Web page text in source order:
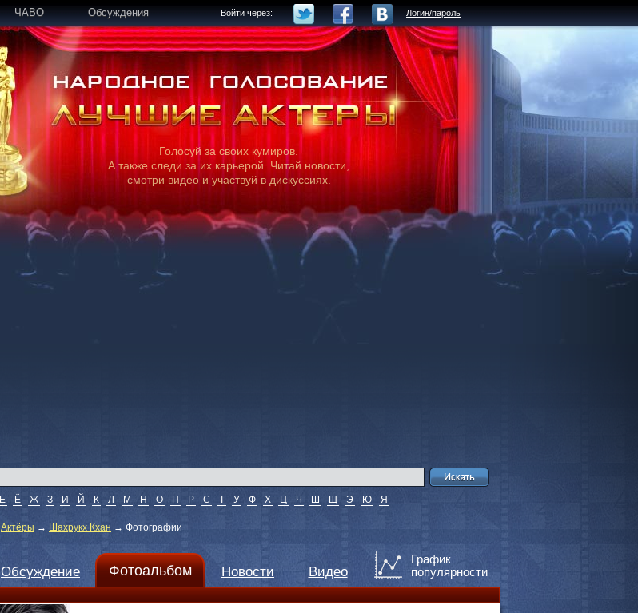
ЧАВО Обсуждения Войти через: Логин/пароль
Голосуй за своих кумиров.
А также следи за их карьерой. Читай новости,
смотри видео и участвуй в дискуссиях.
Е Ё Ж З И Й К Л М Н О П Р С Т У Ф Х Ц Ч Ш Щ Э Ю Я
Актёры → Шахрукх Кхан → Фотографии
Обсуждение Фотоальбом Новости Видео
График
популярности